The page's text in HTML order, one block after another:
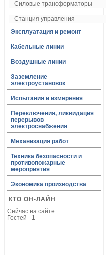
Силовые трансформаторы
Станция управления
Эксплуатация и ремонт
Кабельные линии
Воздушные линии
Заземление
электроустановок
Испытания и измерения
Переключения, ликвидация
перерывов
электроснабжения
Механизация работ
Техника безопасности и
противопожарные
мероприятия
Экономика производства
КТО ОН-ЛАЙН
Сейчас на сайте:
Гостей - 1